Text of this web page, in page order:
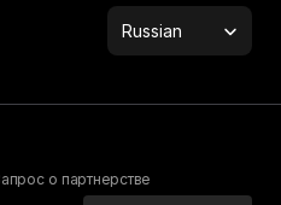
Select Language
Russian
о партнерстве